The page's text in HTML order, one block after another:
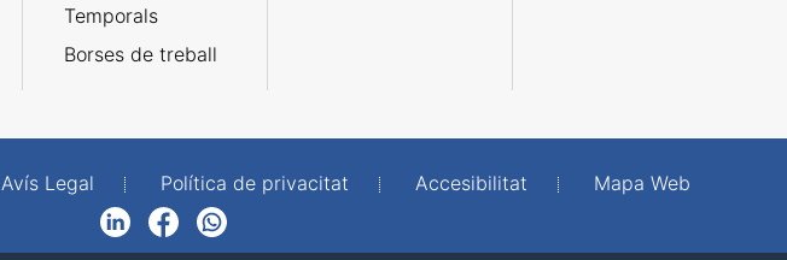
Temporals
Borses de treball
Avís Legal Política de privacitat Accesibilitat
Mapa Web
FacebookWhatsApp